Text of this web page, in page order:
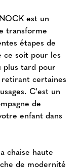
est un
transforme
étapes de
ce soit pour les
plus tard pour
retirant certaines
C'est un
de
enfant dans
chaise haute
de modernité